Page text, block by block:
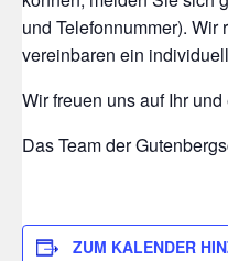
und Telefonnummer). Wir
vereinbaren ein
Wir freuen uns auf Ihr
Das Team der
ZUM KALENDER